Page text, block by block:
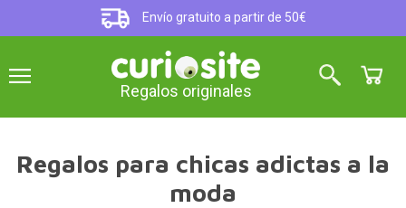
Envío gratuito a partir de 50€
Regalos originales
Regalos para chicas adictas a la
moda